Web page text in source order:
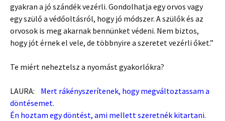
gyakran a jó szándék vezérli. Gondolhatja egy orvos vagy
egy szülő a védőoltásról, hogy jó módszer. A szülők és az
orvosok is meg akarnak bennünket védeni. Nem biztos,
hogy jót érnek el vele, de többnyire a szeretet vezérli őket.”
Te miért neheztelsz a nyomást gyakorlókra?
LAURA: Mert rákényszerítenek, hogy megváltoztassam a
döntésemet.
Én hoztam egy döntést, ami mellett szeretnék kitartani.